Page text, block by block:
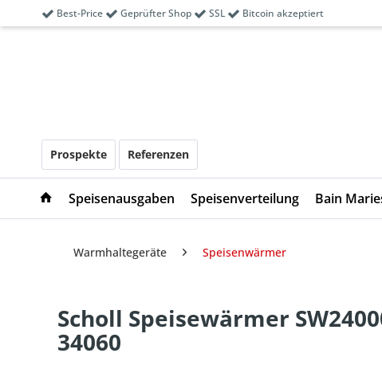
Best-Price Geprüfter Shop SSL Bitcoin akzeptiert
Prospekte Referenzen
Speisenausgaben Speisenverteilung Bain
Warmhaltegeräte Speisenwärmer
Scholl Speisewärmer
34060